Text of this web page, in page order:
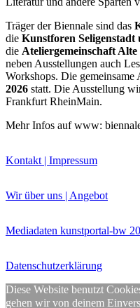
Haralds
Marc Peschke –
Buchtipps von
Hausbesuche
Träger der Biennale sind das
die Kunstforen Seligenstadt
die Ateliergemeinschaft
neben Ausstellungen auch
Workshops. Die
2026 statt. Die Ausstellung
Frankfurt RheinMain.
Mehr Infos auf www:
Kontakt | Impressum
Wir über uns | Angebot
Mediadaten kunstportal-bw
Datenschutzerklärung
Diese Website benutzt
gehen wir von deinem